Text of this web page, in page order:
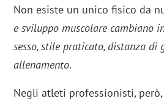
Non esiste un unico fisico da
e sviluppo muscolare cambiano
sesso, stile praticato, distanza di
allenamento.
Negli atleti professionisti,